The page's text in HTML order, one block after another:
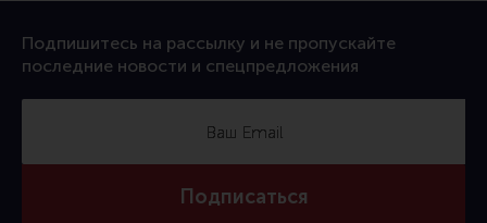
Подпишитесь на рассылку и не пропускайте
последние новости и спецпредложения
Подписаться